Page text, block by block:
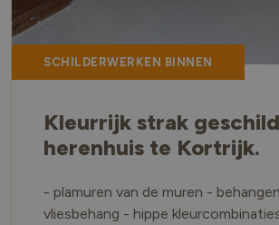
SCHILDERWERKEN BINNEN
Kleurrijk strak
herenhuis te Kortrijk.
- plamuren van de muren -
vliesbehang - hippe